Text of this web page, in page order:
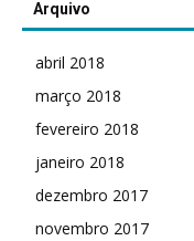
Arquivo
abril 2018
março 2018
fevereiro 2018
janeiro 2018
dezembro 2017
novembro 2017